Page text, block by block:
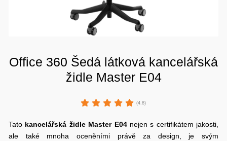
Office 360 Šedá látková kancelářská
židle Master E04
(4.8)
Tato kancelářská židleMasterE04nejen s certifikátem jakosti,
ale také mnoha oceněními právě za design, je svým